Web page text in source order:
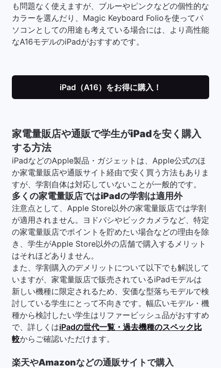
も問題なく使えますが、ブルーやピンクなどの個性的な
カラーを選んだり、Magic Keyboard Folioを使ってパ
ソコンとしての用途も考えている場合には、より高性能
なA16モデルのiPadがおすすめです。
iPad（A16）をお得に購入！
家電量販店や通販で学生がiPadを安く購入
する方法
iPadなどのApple製品・ガジェットは、Apple公式のほ
か家電量販店や通販サイト経由で安く買う方法もありま
すが、学割自体は対応していないことが一般的です。
多くの家電量販店ではiPadの学割は適用外
注意点として、Apple Store以外の家電量販店では学割
が適用されません。ヨドバシやビックカメラなど、特定
の家電量販店でポイントを貯めたい場合などの理由を除
き、学生がApple Store以外の店舗で購入するメリット
はそれほどありません。
また、学割購入のデメリットについて以下でも解説して
いますが、家電量販店で販売されているiPadモデルは
新しい機種に限定されるため、安価な型落ちモデルで検
討している学生にとって不向きです。幅広いモデル・機
種から検討したい学生はリファービッシュ品がおすすめ
で、詳しくはiPadの世代一覧・過去機種のスペック比
較からご確認いただけます。
楽天やAmazonなどの通販サイトで購入